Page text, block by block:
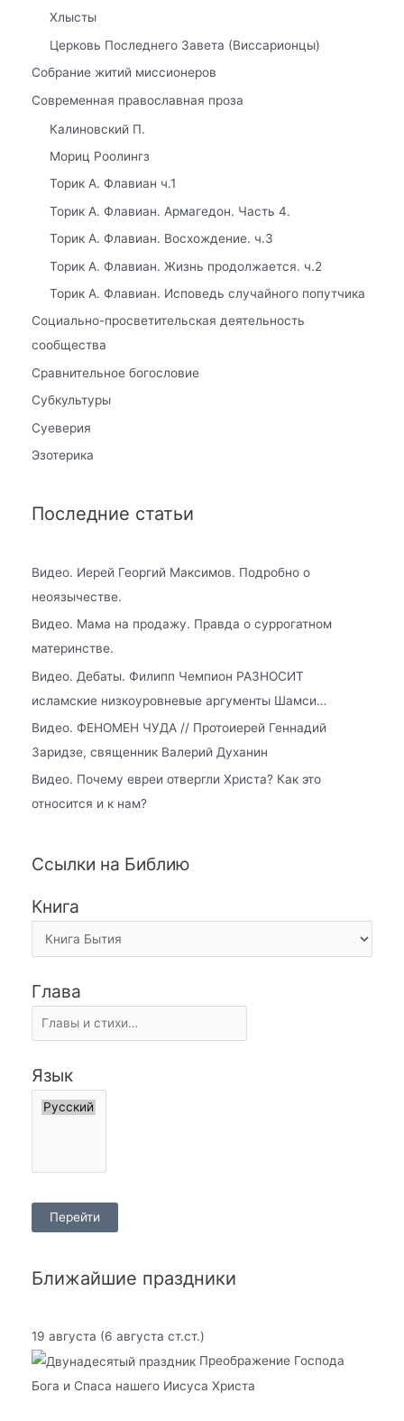
Хлысты
Церковь Последнего Завета (Виссарионцы)
Собрание житий миссионеров
Современная православная проза
Калиновский П.
Мориц Роолингз
Торик А. Флавиан ч.1
Торик А. Флавиан. Армагедон. Часть 4.
Торик А. Флавиан. Восхождение. ч.3
Торик А. Флавиан. Жизнь продолжается. ч.2
Торик А. Флавиан. Исповедь случайного попутчика
Социально-просветительская деятельность
сообщества
Сравнительное богословие
Субкультуры
Суеверия
Эзотерика
Последние статьи
Видео. Иерей Георгий Максимов. Подробно о
неоязычестве.
Видео. Мама на продажу. Правда о суррогатном
материнстве.
Видео. Дебаты. Филипп Чемпион РАЗНОСИТ
исламские низкоуровневые аргументы Шамси…
Видео. ФЕНОМЕН ЧУДА // Протоиерей Геннадий
Заридзе, священник Валерий Духанин
Видео. Почему евреи отвергли Христа? Как это
относится и к нам?
Ссылки на Библию
Книга
Глава
Язык
Ближайшие праздники
19 августа (6 августа ст.ст.)
Преображение Господа
Бога и Спаса нашего Иисуса Христа